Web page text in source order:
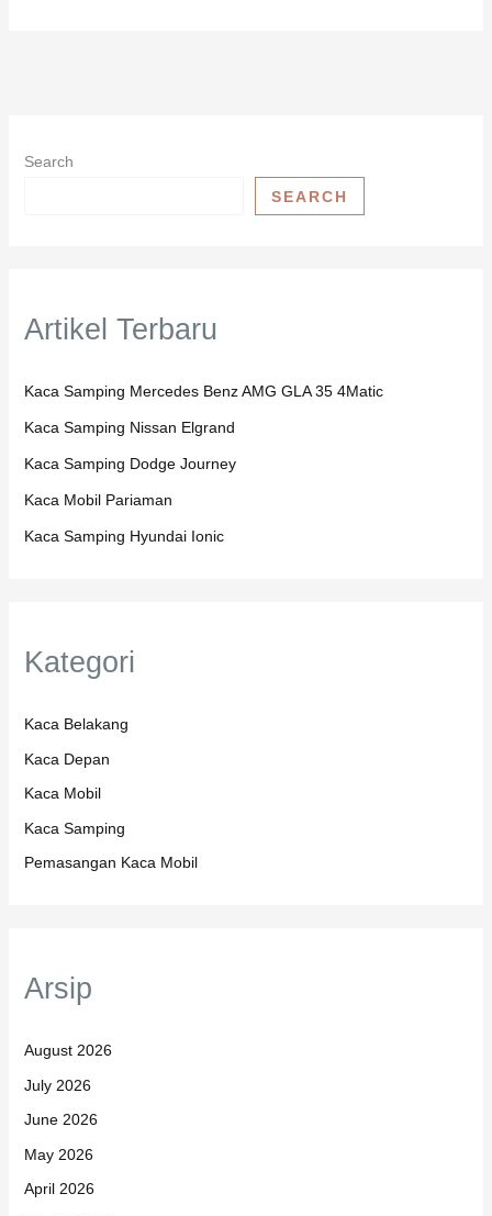
Search
SEARCH
Artikel Terbaru
Kaca Samping Mercedes Benz AMG GLA 35 4Matic
Kaca Samping Nissan Elgrand
Kaca Samping Dodge Journey
Kaca Mobil Pariaman
Kaca Samping Hyundai Ionic
Kategori
Kaca Belakang
Kaca Depan
Kaca Mobil
Kaca Samping
Pemasangan Kaca Mobil
Arsip
August 2026
July 2026
June 2026
May 2026
April 2026